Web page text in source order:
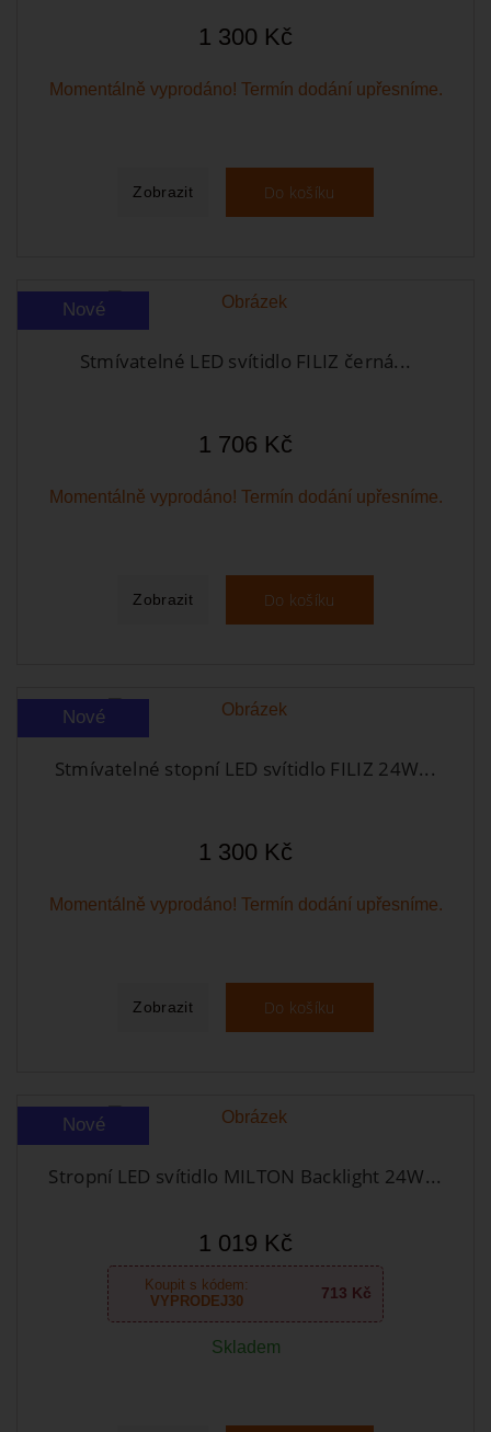
1 300 Kč
Momentálně vyprodáno! Termín dodání upřesníme.
Zobrazit Do košíku
Nové
Stmívatelné LED svítidlo FILIZ černá...
1 706 Kč
Momentálně vyprodáno! Termín dodání upřesníme.
Zobrazit Do košíku
Nové
Stmívatelné stopní LED svítidlo FILIZ 24W...
1 300 Kč
Momentálně vyprodáno! Termín dodání upřesníme.
Zobrazit Do košíku
Nové
Stropní LED svítidlo MILTON Backlight 24W...
1 019 Kč
Koupit s kódem:
VYPRODEJ30
713 Kč
Skladem